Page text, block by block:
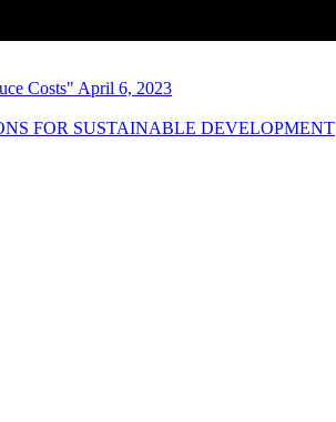
Costs" April 6, 2023
FOR SUSTAINABLE DEVELOPMENT